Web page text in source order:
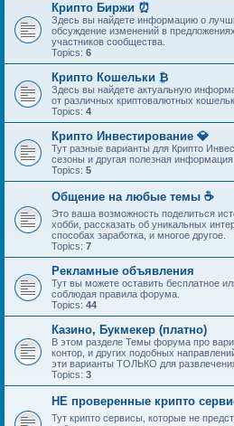
Крипто Биржи ⏰
Здесь вы найдете информацию о
обсуждение изменений в
участников сообщества.
Topics: 6
Крипто Кошельки ₿
Здесь вы найдете актуальную
от различных криптовалютных
Topics: 4
Крипто Инвестирование 💎
Тут разные варианты для Крипто
сезоны и другая полезная информация
Topics: 5
Общение на любые темы ☕
Это ваша возможность поделиться
хобби, рассказать об уникальных
способах заработка, и многое другое.
Topics: 7
Рекламные объявления
Тут вы можете оставить бесплатное
соблюдая правила форума.
Topics: 44
Казино, Букмекер (платно)
В этом разделе Темы форума про
контор, и других подобных
эти варианты ТОЛЬКО для
Topics: 3
НЕ проверенные крипто
Тут крипто сервисы, которые не